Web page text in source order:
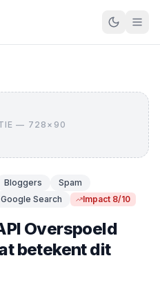
— 728×90
Bloggers
Spam
Google Search Impact 8/10
Overspoeld
betekent dit